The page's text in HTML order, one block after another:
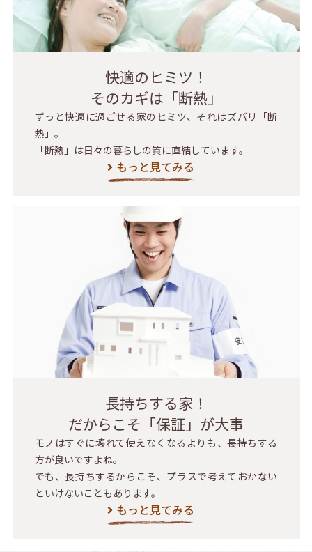
快適のヒミツ！
そのカギは「断熱」
ずっと快適に過ごせる家のヒミツ、それはズバリ「断
熱」。
「断熱」は日々の暮らしの質に直結しています。
もっと見てみる
長持ちする家！
だからこそ「保証」が大事
モノはすぐに壊れて使えなくなるよりも、長持ちする
方が良いですよね。
でも、長持ちするからこそ、プラスで考えておかない
といけないこともあります。
もっと見てみる